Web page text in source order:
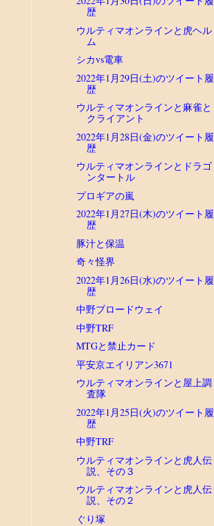
歴
ウルティマオンラインと虎ヘル
ム
シカvs電車
2022年1月29日(土)のツイート履
歴
ウルティマオンラインと麻雀と
クライアント
2022年1月28日(金)のツイート履
歴
ウルティマオンラインとドラゴ
ンタートル
プロギアの嵐
2022年1月27日(木)のツイート履
歴
豚汁と保温
奇々怪界
2022年1月26日(水)のツイート履
歴
中野ブロードウェイ
中野TRF
MTGと禁止カード
平安京エイリアン3671
ウルティマオンラインと屋上調
査隊
2022年1月25日(火)のツイート履
歴
中野TRF
ウルティマオンラインと虎人伝
説、その３
ウルティマオンラインと虎人伝
説、その２
ぐり塚